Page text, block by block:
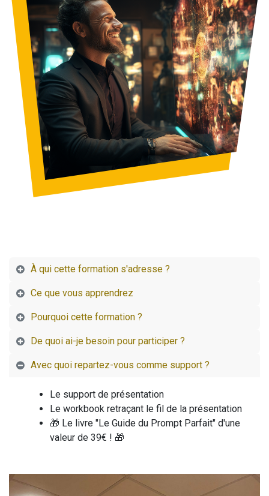
À qui cette formation s'adresse ?
Ce que vous apprendrez
Pourquoi cette formation ?
De quoi ai-je besoin pour participer ?
Avec quoi repartez-vous comme support ?
Le support de présentation
Le workbook retraçant le fil de la présentation
🎁 Le livre "Le Guide du Prompt Parfait" d'une
valeur de 39€ ! 🎁